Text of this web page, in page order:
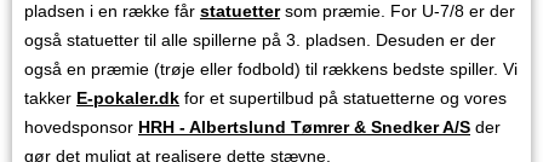
pladsen i en række får statuettersom præmie. For U-7/8 er der
også statuetter til alle spillerne på 3. pladsen. Desuden er der
også en præmie (trøje eller fodbold) til rækkens bedste spiller. Vi
takker E-pokaler.dk for et supertilbud på statuetterne og vores
hovedsponsor HRH - Albertslund Tømrer & Snedker A/S der
gør det muligt at realisere dette stævne.